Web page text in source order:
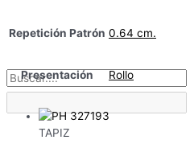
Repetición Patrón 0.64 cm.
Presentación Rollo
TAPIZ